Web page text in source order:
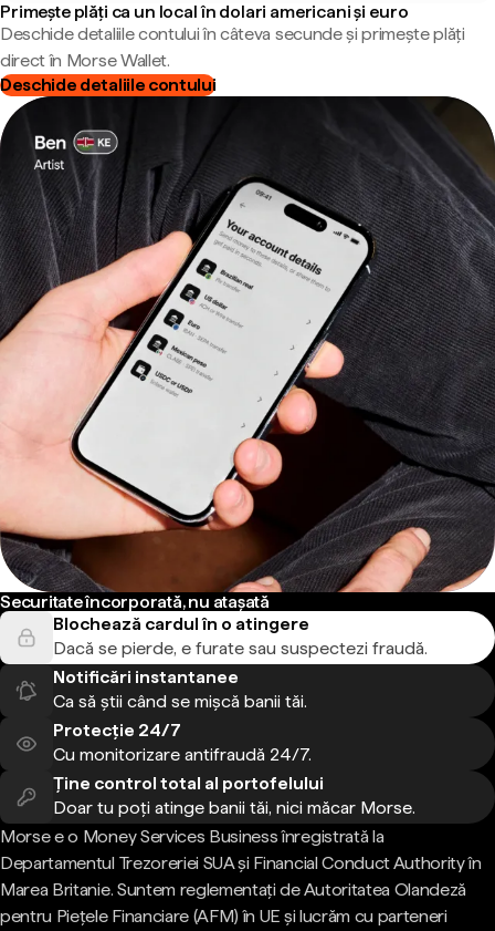
Primește plăți ca un local în dolari americani și euro
Deschide detaliile contului în câteva secunde și primește plăți
direct în Morse Wallet.
Deschide detaliile contului
Securitate încorporată, nu atașată
Blochează cardul în o atingere
Dacă se pierde, e furate sau suspectezi fraudă.
Notificări instantanee
Ca să știi când se mișcă banii tăi.
Protecție 24/7
Cu monitorizare antifraudă 24/7.
Ține control total al portofelului
Doar tu poți atinge banii tăi, nici măcar Morse.
Morse e o Money Services Business înregistrată la
Departamentul Trezoreriei SUA și Financial Conduct Authority în
Marea Britanie. Suntem reglementați de Autoritatea Olandeză
pentru Piețele Financiare (AFM) în UE și lucrăm cu parteneri